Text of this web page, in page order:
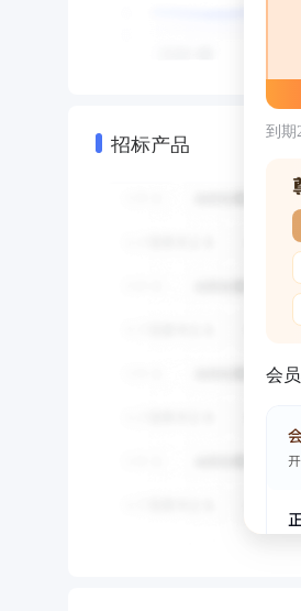
招标产品 到期
会